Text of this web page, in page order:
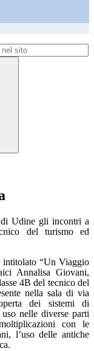
di Udine gli incontri a
del turismo ed
intitolato “Un Viaggio
Annalisa Giovani,
4B del tecnico del
nella sala di via
dei sistemi di
nelle diverse parti
con le
l’uso delle antiche